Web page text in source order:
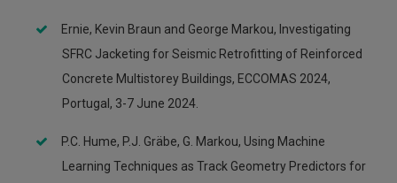
Ernie, Kevin Braun and George Markou, Investigating
SFRC Jacketing for Seismic Retrofitting of Reinforced
Concrete Multistorey Buildings, ECCOMAS 2024,
Portugal, 3-7 June 2024.
P.C. Hume, P.J. Gräbe, G. Markou, Using Machine
Learning Techniques as Track Geometry Predictors for